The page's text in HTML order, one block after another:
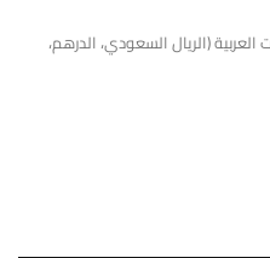
(الريال السعودي، الدرهم،